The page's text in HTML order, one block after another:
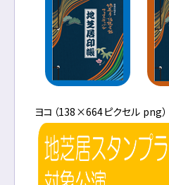
ヨコ（138×664ピクセル png）